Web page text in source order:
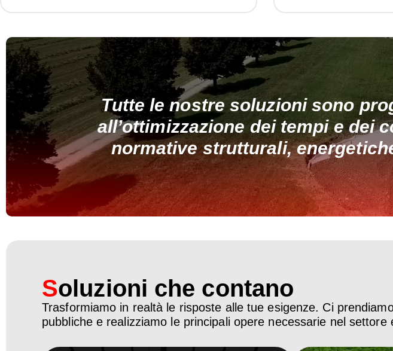
Tutte le nostre soluzioni sono
all’ottimizzazione dei tempi e dei
normative strutturali,
Soluzioni che contano
Trasformiamo in realtà le risposte alle tue esigenze. Ci
pubbliche e realizziamo le principali opere necessarie nel settore